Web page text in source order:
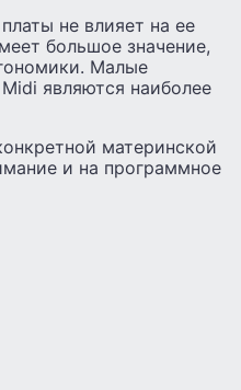
не влияет на ее
большое значение,
Малые
являются наиболее
материнской
и на программное